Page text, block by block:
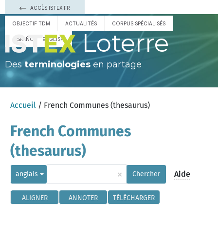
ACCÈS ISTEX.FR
OBJECTIF TDM ACTUALITÉS CORPUS SPÉCIALISÉS
ESPAÑOL ENGLISH Loterre
Des terminologies en partage
Accueil / French Communes (thesaurus)
French Communes
(thesaurus)
anglais × Chercher Aide
ALIGNER ANNOTER TÉLÉCHARGER